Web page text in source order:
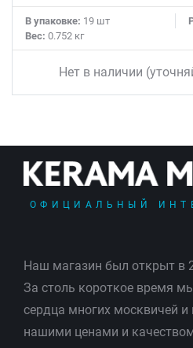
В упаковке: 19 шт
Вес: 0.752 кг
Нет в наличии
ОФИЦИАЛЬНЫЙ
Наш магазин был открыт в
За столь короткое время
сердца многих москвичей и
нашими ценами и